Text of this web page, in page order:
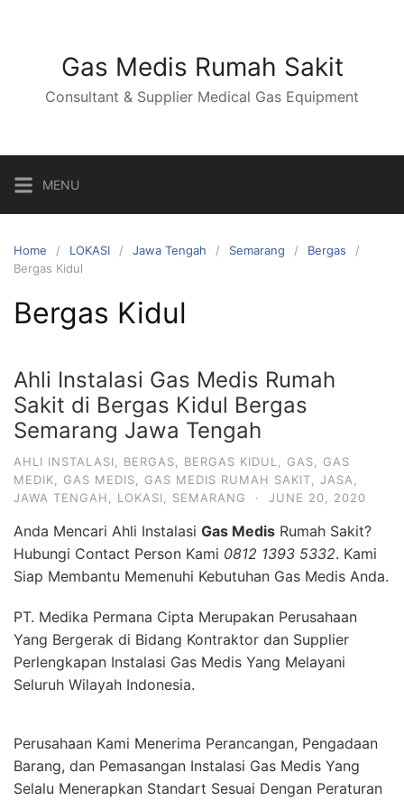
Gas Medis Rumah Sakit
Consultant & Supplier Medical Gas Equipment
MENU
Home LOKASI Jawa Tengah Semarang
Bergas
Bergas Kidul
Bergas Kidul
Ahli Instalasi Gas Medis Rumah
Sakit di Bergas Kidul Bergas
Semarang Jawa Tengah
AHLI INSTALASI BERGAS BERGAS KIDUL GAS
GAS
MEDIK
GAS MEDIS GAS MEDIS RUMAH SAKIT JASA
JAWA TENGAH
LOKASI SEMARANG · JUNE 20, 2020
Anda Mencari Ahli Instalasi Gas Medis Rumah Sakit?
Hubungi Contact Person Kami 0812 1393 5332. Kami
Siap Membantu Memenuhi Kebutuhan Gas Medis Anda.
PT. Medika Permana Cipta Merupakan Perusahaan
Yang Bergerak di Bidang Kontraktor dan Supplier
Perlengkapan Instalasi Gas Medis Yang Melayani
Seluruh Wilayah Indonesia.
Perusahaan Kami Menerima Perancangan, Pengadaan
Barang, dan Pemasangan Instalasi Gas Medis Yang
Selalu Menerapkan Standart Sesuai Dengan Peraturan